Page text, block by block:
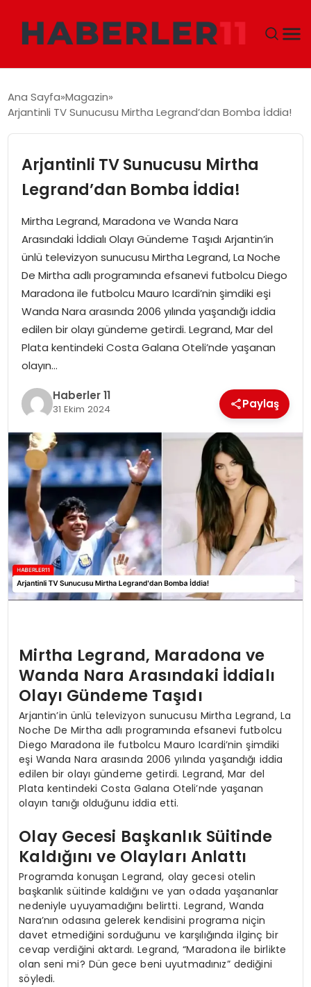
DÜNYA
EKONOMI
SIYASET
TEKNOLOJI
YAŞAM
Ana Sayfa Magazin
Arjantinli TV Sunucusu Mirtha Legrand’dan Bomba İddia!
Arjantinli TV Sunucusu Mirtha
Legrand’dan Bomba İddia!
Mirtha Legrand, Maradona ve Wanda Nara
Arasındaki İddialı Olayı Gündeme Taşıdı Arjantin’in
ünlü televizyon sunucusu Mirtha Legrand, La Noche
De Mirtha adlı programında efsanevi futbolcu Diego
Maradona ile futbolcu Mauro Icardi’nin şimdiki eşi
Wanda Nara arasında 2006 yılında yaşandığı iddia
edilen bir olayı gündeme getirdi. Legrand, Mar del
Plata kentindeki Costa Galana Oteli’nde yaşanan
olayın…
Haberler 11
31 Ekim 2024 Paylaş
Mirtha Legrand, Maradona ve
Wanda Nara Arasındaki İddialı
Olayı Gündeme Taşıdı
Arjantin’in ünlü televizyon sunucusu Mirtha Legrand, La
Noche De Mirtha adlı programında efsanevi futbolcu
Diego Maradona ile futbolcu Mauro Icardi’nin şimdiki
eşi Wanda Nara arasında 2006 yılında yaşandığı iddia
edilen bir olayı gündeme getirdi. Legrand, Mar del
Plata kentindeki Costa Galana Oteli’nde yaşanan
olayın tanığı olduğunu iddia etti.
Olay Gecesi Başkanlık Süitinde
Kaldığını ve Olayları Anlattı
Programda konuşan Legrand, olay gecesi otelin
başkanlık süitinde kaldığını ve yan odada yaşananlar
nedeniyle uyuyamadığını belirtti. Legrand, Wanda
Nara’nın odasına gelerek kendisini programa niçin
davet etmediğini sorduğunu ve karşılığında ilginç bir
cevap verdiğini aktardı. Legrand, “Maradona ile birlikte
olan seni mi? Dün gece beni uyutmadınız” dediğini
söyledi.